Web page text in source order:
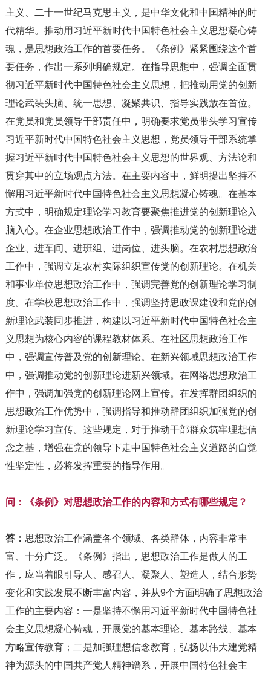
主义、二十一世纪马克思主义，是中华文化和中国精神的时
代精华。推动用习近平新时代中国特色社会主义思想凝心铸
魂，是思想政治工作的首要任务。《条例》紧紧围绕这个首
要任务，作出一系列明确规定。在指导思想中，强调全面贯
彻习近平新时代中国特色社会主义思想，把推动用党的创新
理论武装头脑、统一思想、凝聚共识、指导实践放在首位。
在党员和党员领导干部责任中，明确要求党员带头学习宣传
习近平新时代中国特色社会主义思想，党员领导干部系统掌
握习近平新时代中国特色社会主义思想的世界观、方法论和
贯穿其中的立场观点方法。在主要内容中，鲜明提出坚持不
懈用习近平新时代中国特色社会主义思想凝心铸魂。在基本
方式中，明确规定理论学习教育要聚焦推进党的创新理论入
脑入心。在企业思想政治工作中，强调推动党的创新理论进
企业、进车间、进班组、进岗位、进头脑。在农村思想政治
工作中，强调立足农村实际组织宣传党的创新理论。在机关
和事业单位思想政治工作中，强调完善党的创新理论学习制
度。在学校思想政治工作中，强调坚持思政课建设和党的创
新理论武装同步推进，构建以习近平新时代中国特色社会主
义思想为核心内容的课程教材体系。在社区思想政治工作
中，强调宣传普及党的创新理论。在新兴领域思想政治工作
中，强调推动党的创新理论进新兴领域。在网络思想政治工
作中，强调加强党的创新理论网上宣传。在发挥群团组织的
思想政治工作优势中，强调指导和推动群团组织加强党的创
新理论学习宣传。这些规定，对于推动干部群众筑牢理想信
念之基，增强在党的领导下走中国特色社会主义道路的自觉
性坚定性，必将发挥重要的指导作用。
问：《条例》对思想政治工作的内容和方式有哪些规定？
答： 思想政治工作涵盖各个领域、各类群体，内容非常丰
富、十分广泛。《条例》指出，思想政治工作是做人的工
作，应当着眼引导人、感召人、凝聚人、塑造人，结合形势
变化和实践发展不断丰富内容，并从9个方面明确了思想政治
工作的主要内容：一是坚持不懈用习近平新时代中国特色社
会主义思想凝心铸魂，开展党的基本理论、基本路线、基本
方略宣传教育；二是加强理想信念教育，弘扬以伟大建党精
神为源头的中国共产党人精神谱系，开展中国特色社会主